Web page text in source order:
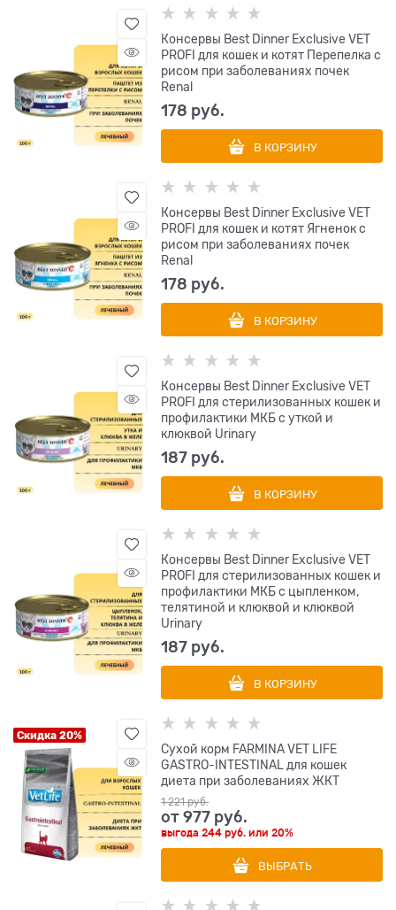
Консервы Best Dinner Exclusive VET
PROFI для кошек и котят Перепелка с
рисом при заболеваниях почек
Renal
178 руб.
В КОРЗИНУ
Консервы Best Dinner Exclusive VET
PROFI для кошек и котят Ягненок с
рисом при заболеваниях почек
Renal
178 руб.
В КОРЗИНУ
Консервы Best Dinner Exclusive VET
PROFI для стерилизованных кошек и
профилактики МКБ с уткой и
клюквой Urinary
187 руб.
В КОРЗИНУ
Консервы Best Dinner Exclusive VET
PROFI для стерилизованных кошек и
профилактики МКБ с цыпленком,
телятиной и клюквой и клюквой
Urinary
187 руб.
В КОРЗИНУ
Скидка 20%
Сухой корм FARMINA VET LIFE
GASTRO-INTESTINAL для кошек
диета при заболеваниях ЖКТ
1 221 руб.
от977 руб.
выгода244 руб. или20%
ВЫБРАТЬ